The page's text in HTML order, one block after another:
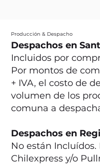
Producción & Despacho
Despachos en
Incluidos por
Por montos de
+ IVA, el costo de
volumen de los
comuna a
Despachos en
No están
Chilexpress y/o